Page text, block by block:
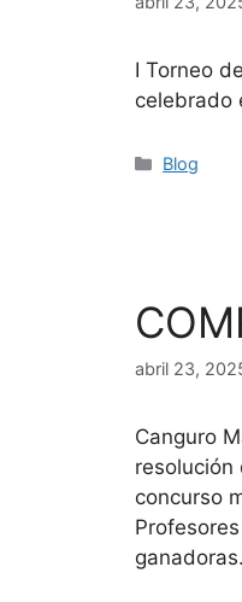
I Torneo
celebrado
Blog
abril 23,
Canguro
resolución
concurso
ganadoras.